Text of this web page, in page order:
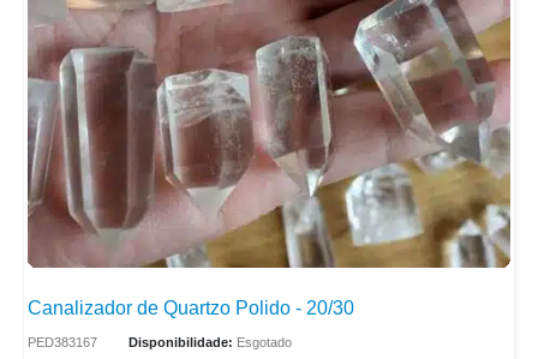
Canalizador de Quartzo Polido - 20/30
PED383167 Disponibilidade: Esgotado